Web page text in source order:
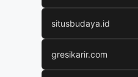
situsbudaya.id
gresikarir.com